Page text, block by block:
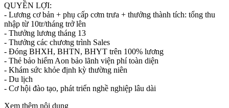
QUYỀN LỢI:
- Lương cơ bản + phụ cấp cơm trưa + thưởng thành tích: tổng thu
nhập từ 10tr/tháng trở lên
- Thưởng lương tháng 13
- Thưởng các chương trình Sales
- Đóng BHXH, BHTN, BHYT trên 100% lương
- Thẻ bảo hiểm Aon bảo lãnh viện phí toàn diện
- Khám sức khỏe định kỳ thường niên
- Du lịch
- Cơ hội đào tạo, phát triển nghề nghiệp lâu dài
Xem thêm nội dung